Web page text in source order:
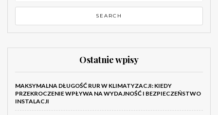
Ostatnie wpisy
MAKSYMALNA DŁUGOŚĆ RUR W KLIMATYZACJI: KIEDY
PRZEKROCZENIE WPŁYWA NA WYDAJNOŚĆ I BEZPIECZEŃSTWO
INSTALACJI